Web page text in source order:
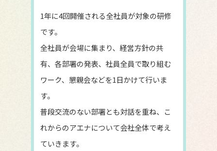
1年に4回開催される全社員が対象の研修
です。
全社員が会場に集まり、経営方針の共
有、各部署の発表、社員全員で取り組む
ワーク、懇親会などを1日かけて行いま
す。
普段交流のない部署とも対話を重ね、こ
れからのアエナについて会社全体で考え
ていきます。